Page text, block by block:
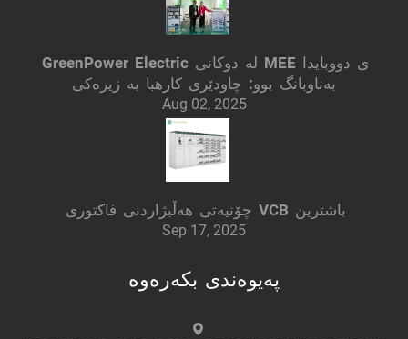
GreenPower Electric لە دوکانی MEE ی دووبایدا
بەناوبانگ بوو: چاودێری کارهبا بە زیرەکی
Aug 02, 2025
چۆنیەتی هەڵبژاردنی فاکتوری VCB باشترین
Sep 17, 2025
پەیوەندی بکەرەوە